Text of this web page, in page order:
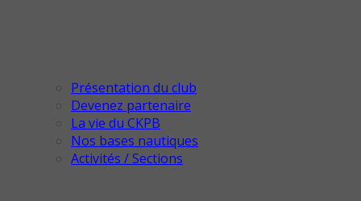
Présentation du club
Devenez partenaire
La vie du CKPB
Nos bases nautiques
Activités / Sections